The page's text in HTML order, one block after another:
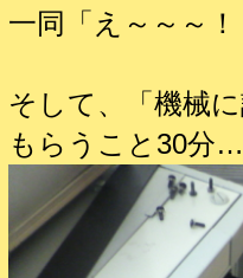
一同「え～～～
そして、「機械
もらうこと30分…